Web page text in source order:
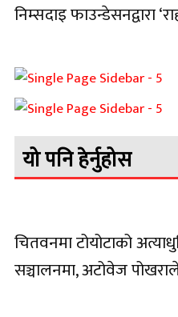
निम्सदाइ फाउन्डेसनद्वारा
यो पनि हेर्नुहोस
चितवनमा टोयोटाको
सञ्चालनमा, अटोवेज